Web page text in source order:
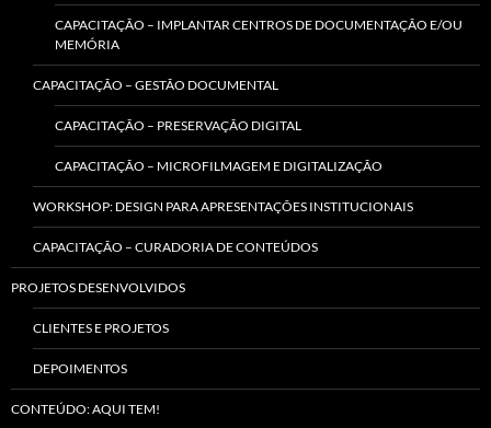
CAPACITAÇÃO – IMPLANTAR CENTROS DE DOCUMENTAÇÃO E/OU
MEMÓRIA
CAPACITAÇÃO – GESTÃO DOCUMENTAL
CAPACITAÇÃO – PRESERVAÇÃO DIGITAL
CAPACITAÇÃO – MICROFILMAGEM E DIGITALIZAÇÃO
WORKSHOP: DESIGN PARA APRESENTAÇÕES INSTITUCIONAIS
CAPACITAÇÃO – CURADORIA DE CONTEÚDOS
PROJETOS DESENVOLVIDOS
CLIENTES E PROJETOS
DEPOIMENTOS
CONTEÚDO: AQUI TEM!